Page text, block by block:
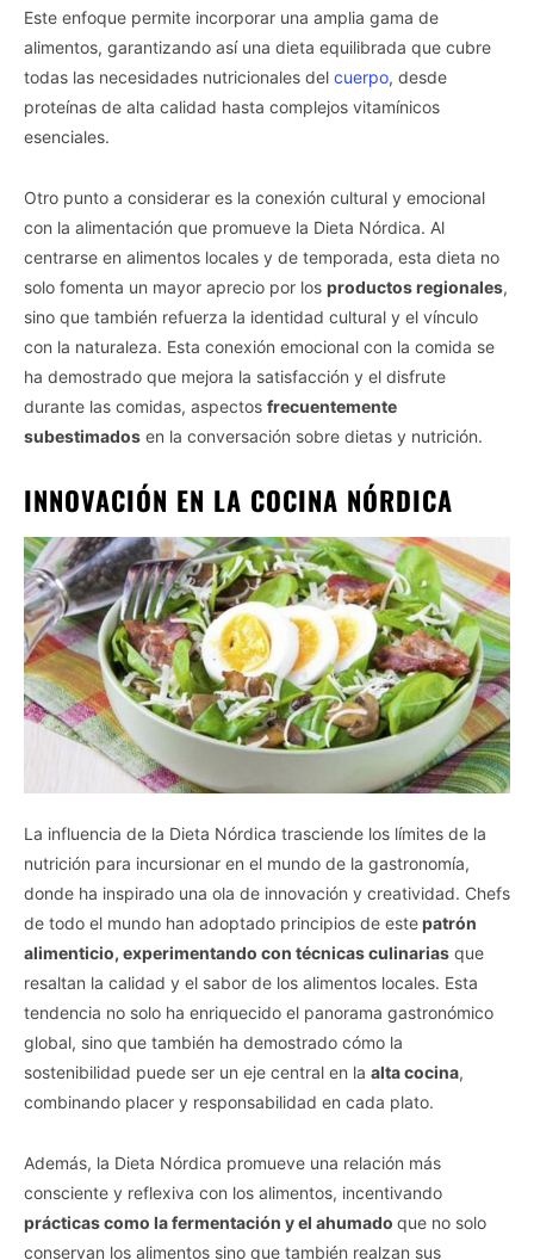
Este enfoque permite incorporar una amplia gama de
alimentos, garantizando así una dieta equilibrada que cubre
todas las necesidades nutricionales del cuerpo, desde
proteínas de alta calidad hasta complejos vitamínicos
esenciales.
Otro punto a considerar es la conexión cultural y emocional
con la alimentación que promueve la Dieta Nórdica. Al
centrarse en alimentos locales y de temporada, esta dieta no
solo fomenta un mayor aprecio por los productos regionales,
sino que también refuerza la identidad cultural y el vínculo
con la naturaleza. Esta conexión emocional con la comida se
ha demostrado que mejora la satisfacción y el disfrute
durante las comidas, aspectos frecuentemente
subestimados en la conversación sobre dietas y nutrición.
INNOVACIÓN EN LA COCINA NÓRDICA
La influencia de la Dieta Nórdica trasciende los límites de la
nutrición para incursionar en el mundo de la gastronomía,
donde ha inspirado una ola de innovación y creatividad. Chefs
de todo el mundo han adoptado principios de estepatrón
alimenticio, experimentando con técnicas culinarias que
resaltan la calidad y el sabor de los alimentos locales. Esta
tendencia no solo ha enriquecido el panorama gastronómico
global, sino que también ha demostrado cómo la
sostenibilidad puede ser un eje central en la alta cocina,
combinando placer y responsabilidad en cada plato.
Además, la Dieta Nórdica promueve una relación más
consciente y reflexiva con los alimentos, incentivando
prácticas como la fermentación y el ahumado que no solo
conservan los alimentos sino que también realzan sus